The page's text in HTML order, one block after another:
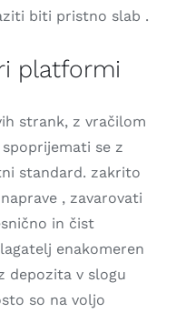
biti pristno slab .
platformi
strank, z vračilom
se z
standard. zakrito
, zavarovati
in čist
enakomeren
depozita v slogu
so na voljo